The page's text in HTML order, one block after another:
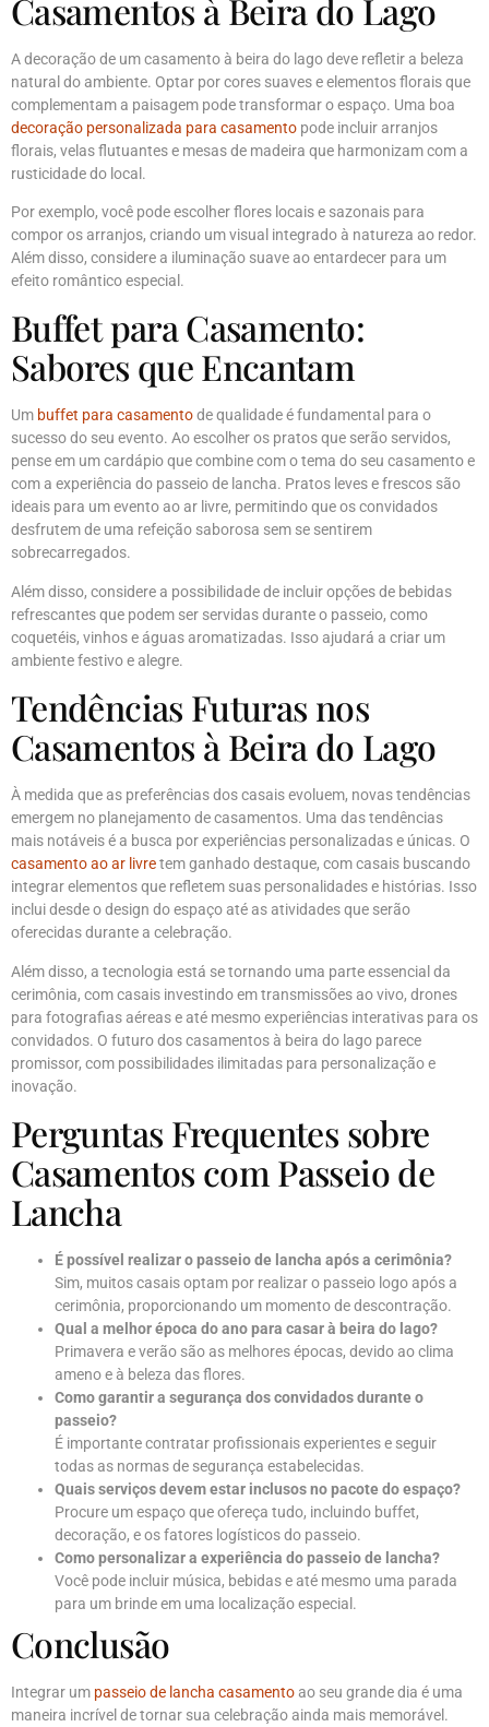
Casamentos à Beira do Lago
A decoração de um casamento à beira do lago deve refletir a beleza
natural do ambiente. Optar por cores suaves e elementos florais que
complementam a paisagem pode transformar o espaço. Uma boa
decoração personalizada para casamento pode incluir arranjos
florais, velas flutuantes e mesas de madeira que harmonizam com a
rusticidade do local.
Por exemplo, você pode escolher flores locais e sazonais para
compor os arranjos, criando um visual integrado à natureza ao redor.
Além disso, considere a iluminação suave ao entardecer para um
efeito romântico especial.
Buffet para Casamento:
Sabores que Encantam
Um buffet para casamentode qualidade é fundamental para o
sucesso do seu evento. Ao escolher os pratos que serão servidos,
pense em um cardápio que combine com o tema do seu casamento e
com a experiência do passeio de lancha. Pratos leves e frescos são
ideais para um evento ao ar livre, permitindo que os convidados
desfrutem de uma refeição saborosa sem se sentirem
sobrecarregados.
Além disso, considere a possibilidade de incluir opções de bebidas
refrescantes que podem ser servidas durante o passeio, como
coquetéis, vinhos e águas aromatizadas. Isso ajudará a criar um
ambiente festivo e alegre.
Tendências Futuras nos
Casamentos à Beira do Lago
À medida que as preferências dos casais evoluem, novas tendências
emergem no planejamento de casamentos. Uma das tendências
mais notáveis é a busca por experiências personalizadas e únicas. O
casamento ao ar livretem ganhado destaque, com casais buscando
integrar elementos que refletem suas personalidades e histórias. Isso
inclui desde o design do espaço até as atividades que serão
oferecidas durante a celebração.
Além disso, a tecnologia está se tornando uma parte essencial da
cerimônia, com casais investindo em transmissões ao vivo, drones
para fotografias aéreas e até mesmo experiências interativas para os
convidados. O futuro dos casamentos à beira do lago parece
promissor, com possibilidades ilimitadas para personalização e
inovação.
Perguntas Frequentes sobre
Casamentos com Passeio de
Lancha
É possível realizar o passeio de lancha após a cerimônia?
Sim, muitos casais optam por realizar o passeio logo após a
cerimônia, proporcionando um momento de descontração.
Qual a melhor época do ano para casar à beira do lago?
Primavera e verão são as melhores épocas, devido ao clima
ameno e à beleza das flores.
Como garantir a segurança dos convidados durante o
passeio?
É importante contratar profissionais experientes e seguir
todas as normas de segurança estabelecidas.
Quais serviços devem estar inclusos no pacote do espaço?
Procure um espaço que ofereça tudo, incluindo buffet,
decoração, e os fatores logísticos do passeio.
Como personalizar a experiência do passeio de lancha?
Você pode incluir música, bebidas e até mesmo uma parada
para um brinde em uma localização especial.
Conclusão
Integrar um passeio de lancha casamentoao seu grande dia é uma
maneira incrível de tornar sua celebração ainda mais memorável.